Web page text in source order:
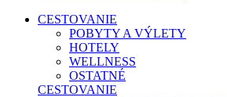
CESTOVANIE
POBYTY A VÝLETY
HOTELY
WELLNESS
OSTATNÉ
CESTOVANIE